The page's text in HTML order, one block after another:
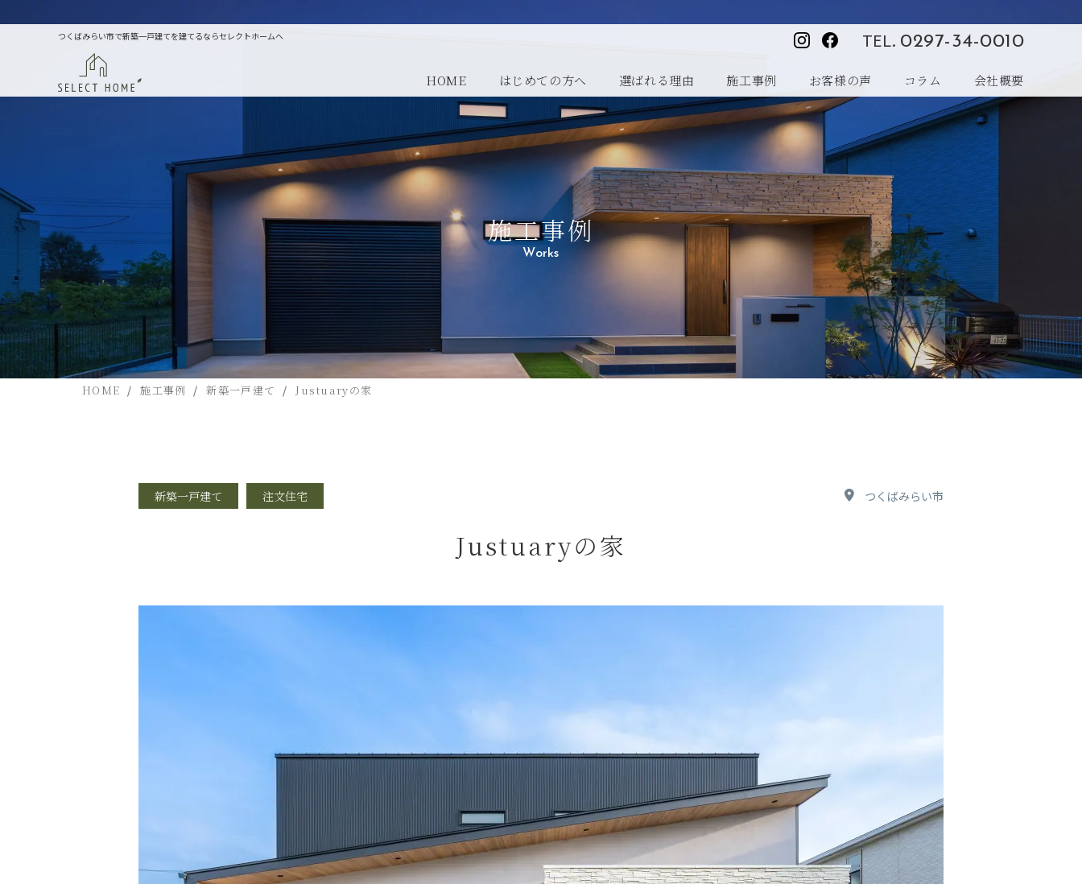
つくばみらい市で新築一戸建てを建てるならセレクトホームへ TEL. 0297-34-0010
HOME はじめての方へ 選ばれる理由 施工事例 お客様の声 コラム 会社概要
施工事例
Works
HOME 施工事例 新築一戸建て Justuaryの家
新築一戸建て 注文住宅 つくばみらい市
Justuaryの家